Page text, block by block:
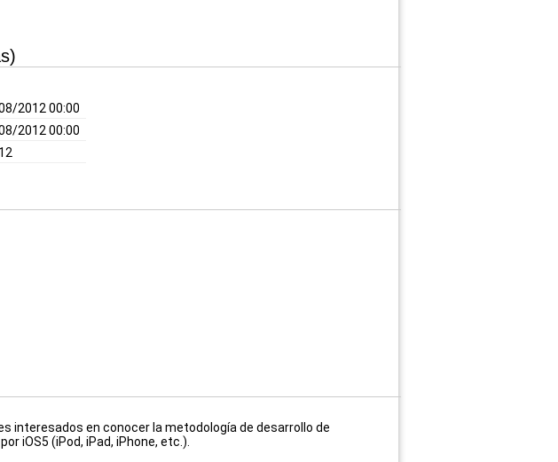
2012 00:00
2012 00:00
interesados en conocer la metodología de desarrollo de
iOS5 (iPod, iPad, iPhone, etc.).